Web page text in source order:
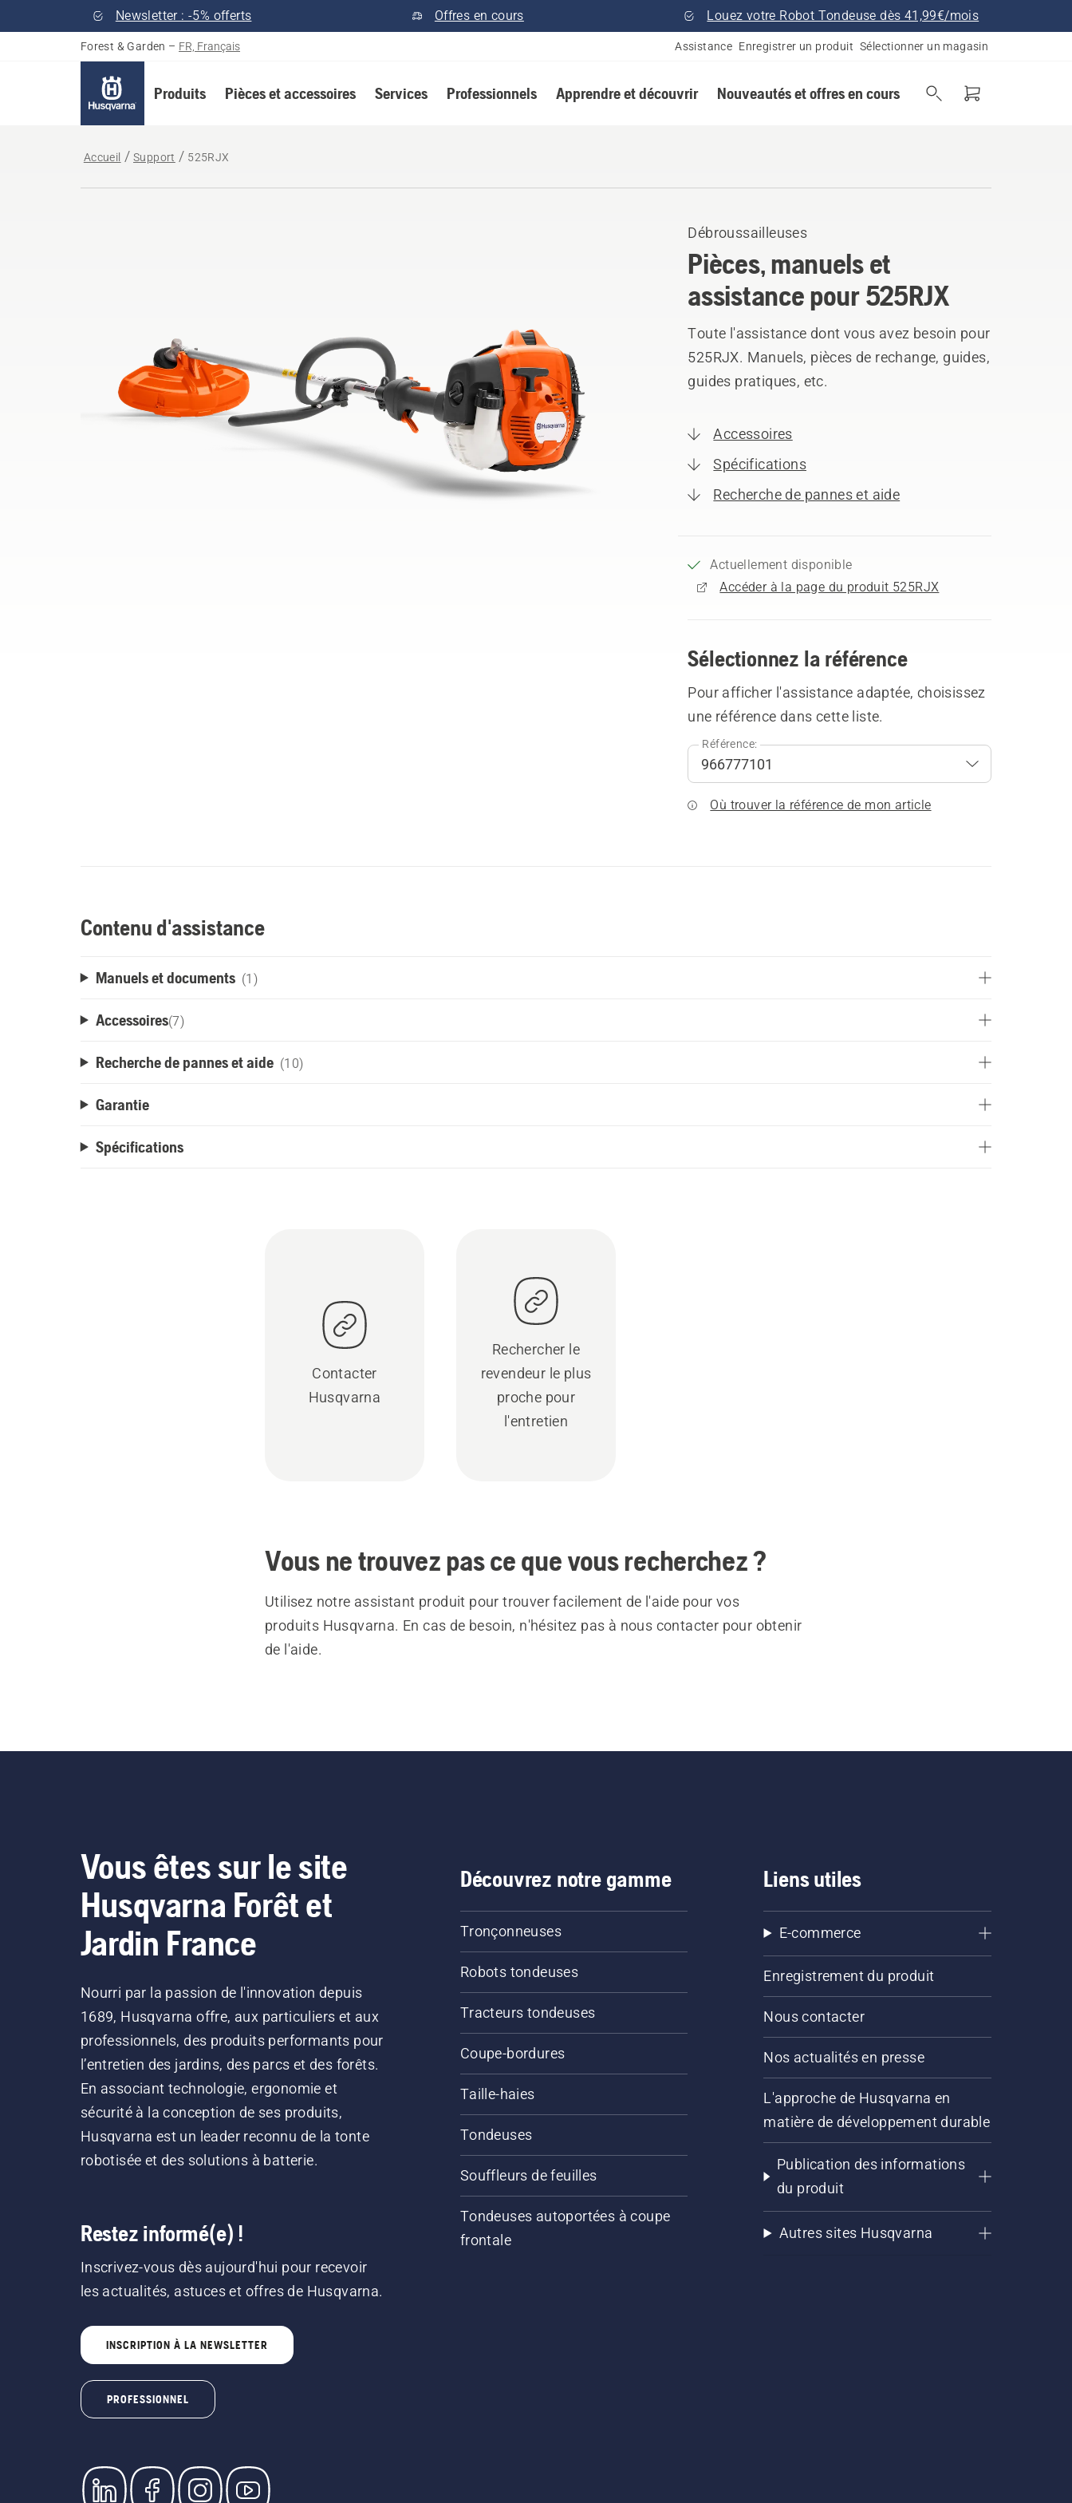
Newsletter : -5% offerts Offres en cours Louez votre Robot Tondeuse dès 41,99€/mois
Forest & Garden – FR, Français Assistance Enregistrer un produit Sélectionner un magasin
Produits Pièces et accessoires Services Professionnels Apprendre et découvrir Nouveautés et offres en cours
Accueil Support 525RJX
Débroussailleuses
Pièces, manuels et
assistance pour 525RJX
Toute l'assistance dont vous avez besoin pour
525RJX. Manuels, pièces de rechange, guides,
guides pratiques, etc.
Accessoires
Spécifications
Recherche de pannes et aide
Actuellement disponible
Accéder à la page du produit 525RJX
Sélectionnez la référence
Pour afficher l'assistance adaptée, choisissez
une référence dans cette liste.
Référence:
Où trouver la référence de mon article
Contenu d'assistance
Manuels et documents (1)
Accessoires(7)
Recherche de pannes et aide (10)
Garantie
Spécifications
Contacter
Husqvarna
Rechercher le
revendeur le plus
proche pour
l'entretien
Vous ne trouvez pas ce que vous recherchez ?
Utilisez notre assistant produit pour trouver facilement de l'aide pour vos
produits Husqvarna. En cas de besoin, n'hésitez pas à nous contacter pour obtenir
de l'aide.
Vous êtes sur le site
Husqvarna Forêt et
Jardin France
Nourri par la passion de l'innovation depuis
1689, Husqvarna offre, aux particuliers et aux
professionnels, des produits performants pour
l’entretien des jardins, des parcs et des forêts.
En associant technologie, ergonomie et
sécurité à la conception de ses produits,
Husqvarna est un leader reconnu de la tonte
robotisée et des solutions à batterie.
Restez informé(e) !
Inscrivez-vous dès aujourd'hui pour recevoir
les actualités, astuces et offres de Husqvarna.
INSCRIPTION À LA NEWSLETTER
PROFESSIONNEL
Découvrez notre gamme
Tronçonneuses
Robots tondeuses
Tracteurs tondeuses
Coupe-bordures
Taille-haies
Tondeuses
Souffleurs de feuilles
Tondeuses autoportées à coupe
frontale
Liens utiles
E-commerce
Enregistrement du produit
Nous contacter
Nos actualités en presse
L'approche de Husqvarna en
matière de développement durable
Publication des informations
du produit
Autres sites Husqvarna